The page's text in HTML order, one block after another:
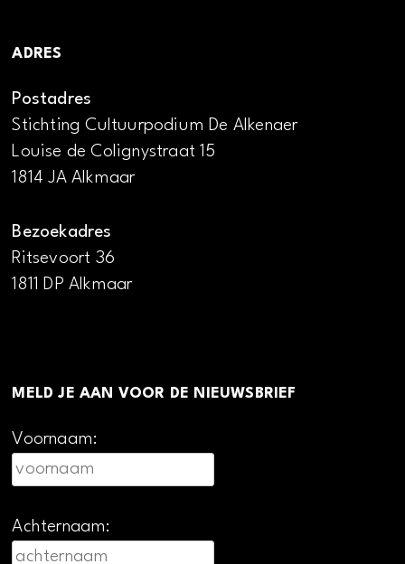
ADRES
Postadres
Stichting Cultuurpodium De Alkenaer
Louise de Colignystraat 15
1814 JA Alkmaar
Bezoekadres
Ritsevoort 36
1811 DP Alkmaar
MELD JE AAN VOOR DE NIEUWSBRIEF
Voornaam:
Achternaam: